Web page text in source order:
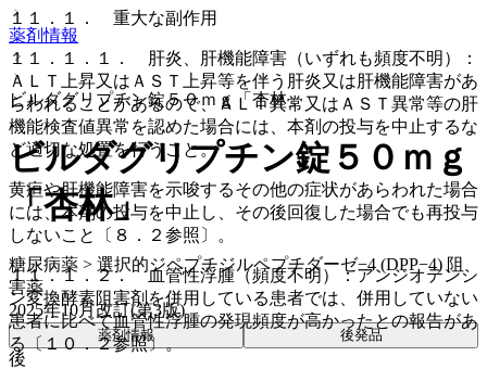
１１．１． 重大な副作用
１１．１．１． 肝炎、肝機能障害（いずれも頻度不明）：
ＡＬＴ上昇又はＡＳＴ上昇等を伴う肝炎又は肝機能障害があ
らわれることがあるので、ＡＬＴ異常又はＡＳＴ異常等の肝
機能検査値異常を認めた場合には、本剤の投与を中止するな
ど適切な処置を行うこと。
黄疸や肝機能障害を示唆するその他の症状があらわれた場合
には、本剤の投与を中止し、その後回復した場合でも再投与
しないこと〔８．２参照〕。
１１．１．２． 血管性浮腫（頻度不明）：アンジオテンシ
ン変換酵素阻害剤を併用している患者では、併用していない
患者に比べて血管性浮腫の発現頻度が高かったとの報告があ
る〔１０．２参照〕。
薬剤情報
ビルダグリプチン錠５０ｍｇ「杏林」
ビルダグリプチン錠５０ｍｇ
「杏林」
糖尿病薬 > 選択的ジペプチジルペプチダーゼ−4 (DPP−4) 阻
害薬
2025年10月改訂(第3版)
薬剤情報 後発品
後